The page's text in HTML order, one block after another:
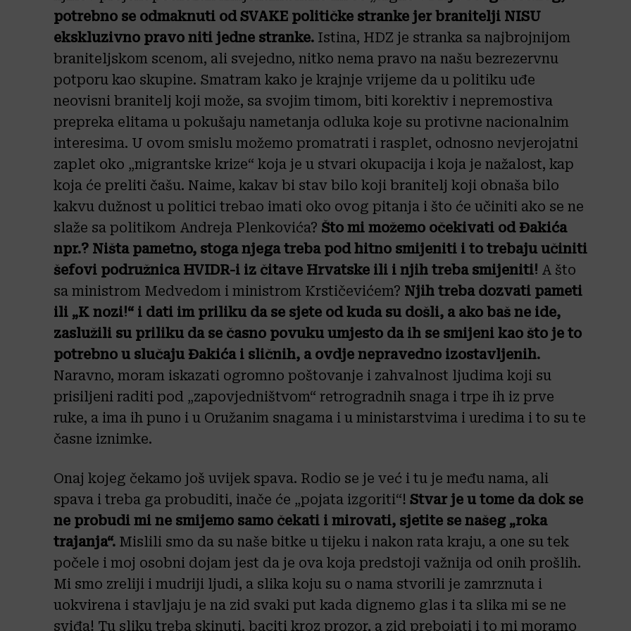
potrebno se odmaknuti od SVAKE političke stranke jer branitelji NISU
ekskluzivno pravo niti jedne stranke. Istina, HDZ je stranka sa najbrojnijom
braniteljskom scenom, ali svejedno, nitko nema pravo na našu bezrezervnu
potporu kao skupine. Smatram kako je krajnje vrijeme da u politiku uđe
neovisni branitelj koji može, sa svojim timom, biti korektiv i nepremostiva
prepreka elitama u pokušaju nametanja odluka koje su protivne nacionalnim
interesima. U ovom smislu možemo promatrati i rasplet, odnosno nevjerojatni
zaplet oko „migrantske krize“ koja je u stvari okupacija i koja je nažalost, kap
koja će preliti čašu. Naime, kakav bi stav bilo koji branitelj koji obnaša bilo
kakvu dužnost u politici trebao imati oko ovog pitanja i što će učiniti ako se ne
slaže sa politikom Andreja Plenkovića? Što mi možemo očekivati od Đakića
npr.? Ništa pametno, stoga njega treba pod hitno smijeniti i to trebaju učiniti
šefovi podružnica HVIDR-i iz čitave Hrvatske ili i njih treba smijeniti! A što
sa ministrom Medvedom i ministrom Krstičevićem? Njih treba dozvati pameti
ili „K nozi!“ i dati im priliku da se sjete od kuda su došli, a ako baš ne ide,
zaslužili su priliku da se časno povuku umjesto da ih se smijeni kao što je to
potrebno u slučaju Đakića i sličnih, a ovdje nepravedno izostavljenih.
Naravno, moram iskazati ogromno poštovanje i zahvalnost ljudima koji su
prisiljeni raditi pod „zapovjedništvom“ retrogradnih snaga i trpe ih iz prve
ruke, a ima ih puno i u Oružanim snagama i u ministarstvima i uredima i to su te
časne iznimke.
Onaj kojeg čekamo još uvijek spava. Rodio se je već i tu je među nama, ali
spava i treba ga probuditi, inače će „pojata izgoriti“! Stvar je u tome da dok se
ne probudi mi ne smijemo samo čekati i mirovati, sjetite se našeg „roka
trajanja“. Mislili smo da su naše bitke u tijeku i nakon rata kraju, a one su tek
počele i moj osobni dojam jest da je ova koja predstoji važnija od onih prošlih.
Mi smo zreliji i mudriji ljudi, a slika koju su o nama stvorili je zamrznuta i
uokvirena i stavljaju je na zid svaki put kada dignemo glas i ta slika mi se ne
sviđa! Tu sliku treba skinuti, baciti kroz prozor, a zid prebojati i to mi moramo